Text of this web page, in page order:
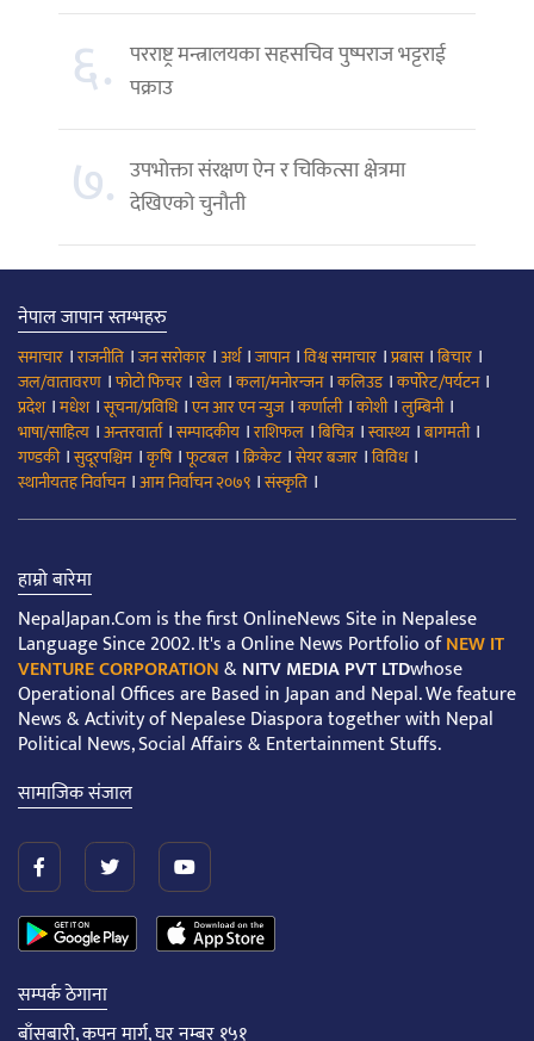
६. परराष्ट्र मन्त्रालयका सहसचिव पुष्पराज भट्टराई
पक्राउ
७. उपभोक्ता संरक्षण ऐन र चिकित्सा क्षेत्रमा
देखिएको चुनौती
नेपाल जापान स्तम्भहरु
समाचार ।राजनीति ।जन सरोकार ।अर्थ।जापान।विश्व समाचार ।प्रबास।बिचार ।
जल/वातावरण ।फोटो फिचर ।खेल ।कला/मनोरन्जन।कलिउड।कर्पोरेट/पर्यटन।
प्रदेश।मधेश।सूचना/प्रविधि।एन आर एन न्युज।कर्णाली।कोशी।लुम्बिनी।
भाषा/साहित्य ।अन्तरवार्ता।सम्पादकीय ।राशिफल ।बिचित्र।स्वास्थ्य ।बागमती।
गण्डकी।सुदूरपश्चिम ।कृषि।फूटबल ।क्रिकेट।सेयर बजार ।विविध।
स्थानीयतह निर्वाचन।आम निर्वाचन २०७९ ।संस्कृति ।
हाम्रो बारेमा
NepalJapan.Com is the first OnlineNews Site in Nepalese
Language Since 2002. It's a Online News Portfolio ofNEW IT
VENTURE CORPORATION&NITV MEDIA PVT LTDwhose
Operational Offices are Based in Japan and Nepal. We feature
News & Activity of Nepalese Diaspora together with Nepal
Political News, Social Affairs & Entertainment Stuffs.
सामाजिक संजाल
सम्पर्क ठेगाना
बाँसबारी, कपन मार्ग, घर नम्बर १५१